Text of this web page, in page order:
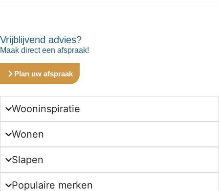
Vrijblijvend advies?
Maak direct een afspraak!
Plan uw afspraak
Wooninspiratie
Wonen
Slapen
Populaire merken